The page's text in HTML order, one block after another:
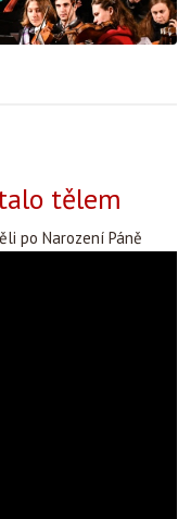
tělem
po Narození Páně